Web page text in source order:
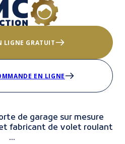
LIGNE GRATUIT
EN LIGNE
de garage sur mesure
fabricant de volet roulant
...